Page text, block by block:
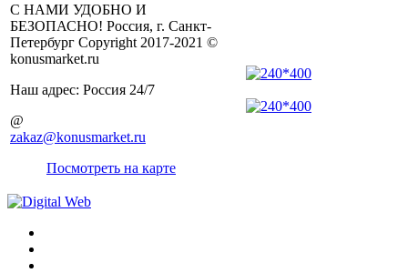
С НАМИ УДОБНО И
БЕЗОПАСНО! Россия, г. Санкт-
Петербург Copyright 2017-2021 ©
konusmarket.ru
Наш адрес: Россия 24/7
@
zakaz@konusmarket.ru
Посмотреть на карте